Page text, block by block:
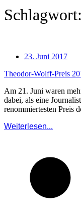
23. Juni 2017
Theodor-Wolff-Preis
Am 21. Juni waren
dabei, als eine
renommiertesten Preis
Weiterlesen...